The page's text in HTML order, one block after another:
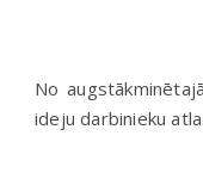
No
ideju darbinieku